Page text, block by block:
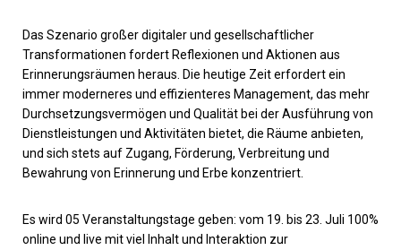
Das Szenario großer digitaler und gesellschaftlicher
Transformationen fordert Reflexionen und Aktionen aus
Erinnerungsräumen heraus. Die heutige Zeit erfordert ein
immer moderneres und effizienteres Management, das mehr
Durchsetzungsvermögen und Qualität bei der Ausführung von
Dienstleistungen und Aktivitäten bietet, die Räume anbieten,
und sich stets auf Zugang, Förderung, Verbreitung und
Bewahrung von Erinnerung und Erbe konzentriert.
Es wird 05 Veranstaltungstage geben: vom 19. bis 23. Juli 100%
online und live mit viel Inhalt und Interaktion zur